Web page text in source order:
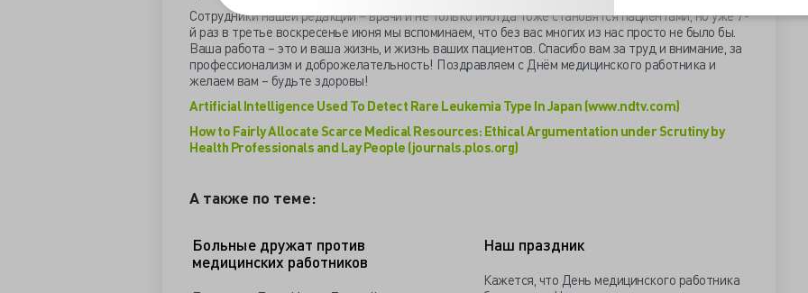
Сотрудники нашей редакции – врачи и не только иногда тоже становятся пациентами, но уже 7-
й раз в третье воскресенье июня мы вспоминаем, что без вас многих из нас просто не было бы.
Ваша работа – это и ваша жизнь, и жизнь ваших пациентов. Спасибо вам за труд и внимание, за
профессионализм и доброжелательность! Поздравляем с Днём медицинского работника и
желаем вам – будьте здоровы!
Artificial Intelligence Used To Detect Rare Leukemia Type In Japan (www.ndtv.com)
How to Fairly Allocate Scarce Medical Resources: Ethical Argumentation under Scrutiny by
Health Professionals and Lay People (journals.plos.org)
А также по теме:
Больные дружат против
медицинских работников
Наш праздник
Кажется, что День медицинского работника